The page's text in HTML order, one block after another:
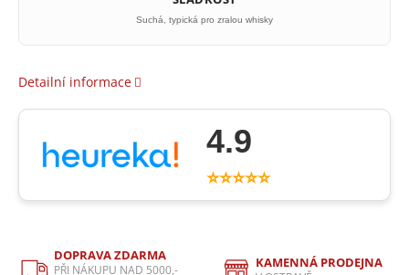
Suchá, typická pro zralou whisky
Detailní informace
4.9
⭐⭐⭐⭐⭐
DOPRAVA ZDARMA
PŘI NÁKUPU NAD 5000,-
KAMENNÁ PRODEJNA